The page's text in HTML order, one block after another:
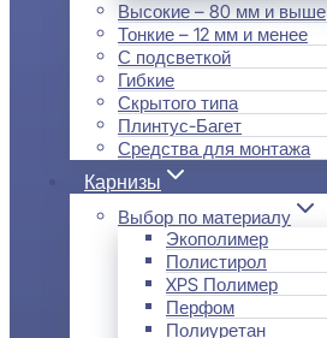
Высокие – 80 мм и выше
Тонкие – 12 мм и менее
С подсветкой
Гибкие
Скрытого типа
Плинтус-Багет
Средства для монтажа
Карнизы
Выбор по материалу
Экополимер
Полистирол
XPS Полимер
Перфом
Полиуретан